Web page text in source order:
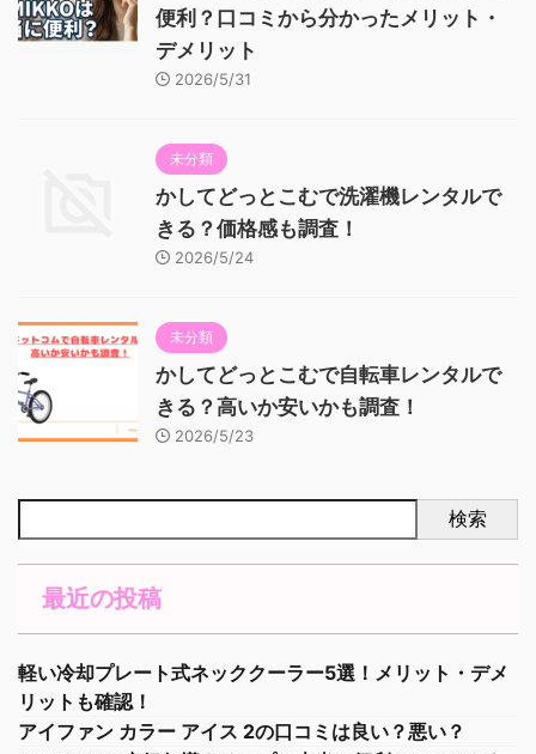
便利？口コミから分かったメリット・
デメリット
2026/5/31
未分類
かしてどっとこむで洗濯機レンタルで
きる？価格感も調査！
2026/5/24
未分類
かしてどっとこむで自転車レンタルで
きる？高いか安いかも調査！
2026/5/23
検索
最近の投稿
軽い冷却プレート式ネッククーラー5選！メリット・デメ
リットも確認！
アイファン カラー アイス 2の口コミは良い？悪い？